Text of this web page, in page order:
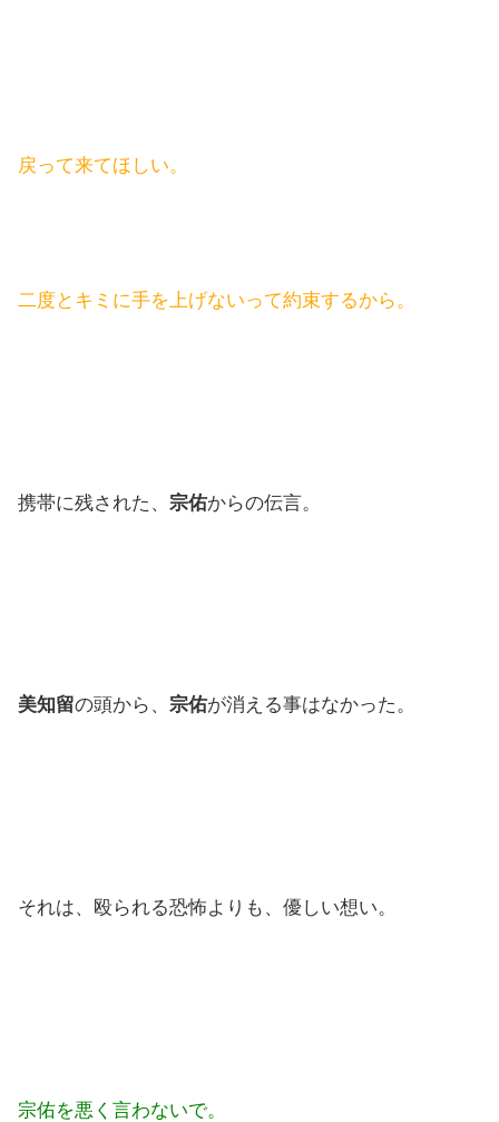
戻って来てほしい。
二度とキミに手を上げないって約束するから。
携帯に残された、 宗佑からの伝言。
美知留の頭から、 宗佑が消える事はなかった。
それは、殴られる恐怖よりも、優しい想い。
宗佑を悪く言わないで。